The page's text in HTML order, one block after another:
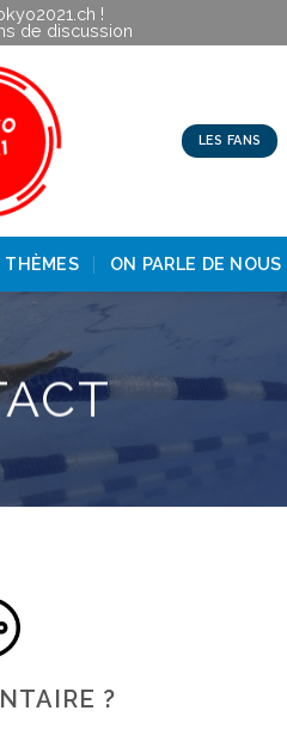
!
de discussion
LES FANS
THÈMES ON PARLE DE NOUS
?